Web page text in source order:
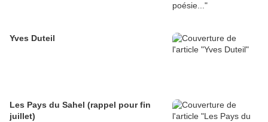
Yves Duteil
Les Pays du Sahel (rappel pour fin
juillet)